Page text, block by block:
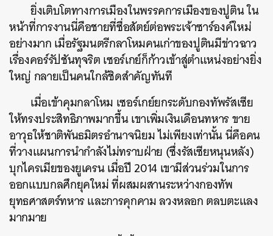
ยิ่งเติบโตทางการเมืองในพรรคการเมืองของปูติน ใน
หน้าที่การงานนี่คือชายที่ซื่อสัตย์ต่อพระเจ้าซาร์องค์ใหม่
อย่างมาก เมื่อรัฐมนตรีกลาโหมคนเก่าของปูตินมีข่าวฉาว
เรื่องคอร์รัปชันทุจริตเซอร์เกย์ก็ก้าวเข้าสู่ตำแหน่งอย่างยิ่ง
ใหญ่ กลายเป็นคนใกล้ชิดสำคัญทันที
เมื่อเข้าคุมกลาโหม เซอร์เกย์ยกระดับกองทัพรัสเซีย
ให้ทรงประสิทธิภาพมากขึ้น เขาเพิ่มเงินเดือนทหาร ขาย
อาวุธให้ชาติพันธมิตรอำนาจนิยม ไม่เพียงเท่านั้น นี่คือคน
ที่วางแผนการนำกำลังไม่ทราบฝ่าย (ซึ่งรัสเซียหนุนหลัง)
บุกไครเมียของยูเครน เมื่อปี 2014 เขามีส่วนร่วมในการ
ออกแบบกลศึกยุคใหม่ ที่ผสมผสานระหว่างกองทัพ
ยุทธศาสตร์ทหาร และการคุกคาม ลวงหลอก ตลบตะแลง
มากมาย